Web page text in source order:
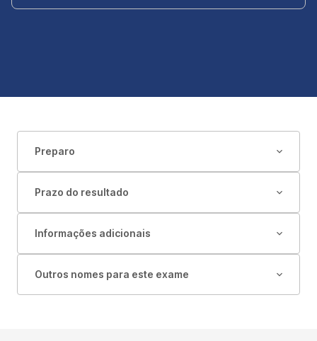
Preparo
Prazo do resultado
Informações adicionais
Outros nomes para este exame